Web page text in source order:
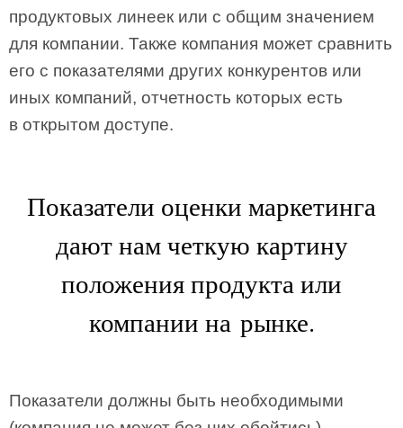
продуктовых линеек или с общим значением
для компании. Также компания может сравнить
его с показателями других конкурентов или
иных компаний, отчетность которых есть
в открытом доступе.
Показатели оценки маркетинга
дают нам четкую картину
положения продукта или
компании на рынке.
Показатели должны быть необходимыми